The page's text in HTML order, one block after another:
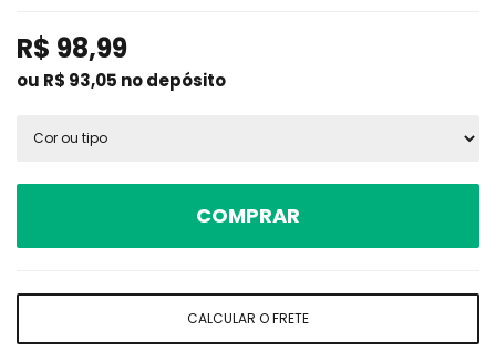
R$ 98,99
ou R$ 93,05 no depósito
COMPRAR
CALCULAR O FRETE